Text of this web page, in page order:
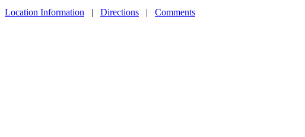
Location Information | Directions | Comments